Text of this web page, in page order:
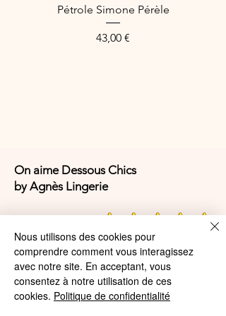
Pétrole Simone Pérèle
Preis
43,00 €
On aime Dessous Chics
by Agnès Lingerie
4,9/5
Nous utilisons des cookies pour
comprendre comment vous interagissez
avec notre site. En acceptant, vous
consentez à notre utilisation de ces
cookies. Politique de confidentialité